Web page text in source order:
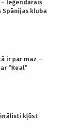
leģendārais
Spānijas kluba
ir par maz –
“Real”
kļūst